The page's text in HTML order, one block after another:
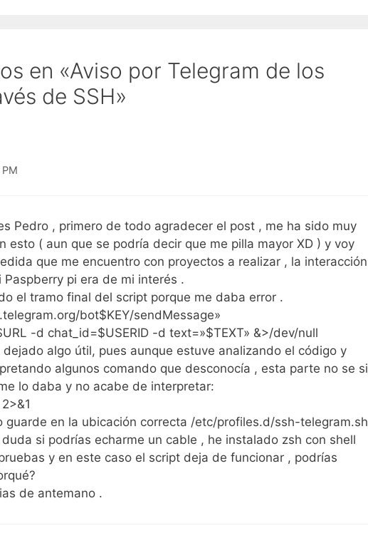
en «Aviso por Telegram de los
de SSH»
Pedro , primero de todo agradecer el post , me ha sido muy
esto ( aun que se podría decir que me pilla mayor XD ) y voy
que me encuentro con proyectos a realizar , la interacción
Paspberry pi era de mi interés .
el tramo final del script porque me daba error .
bot$KEY/sendMessage»
-d chat_id=$USERID -d text=»$TEXT» &>/dev/null
algo útil, pues aunque estuve analizando el código y
algunos comando que desconocía , esta parte no se si
lo daba y no acabe de interpretar:
guarde en la ubicación correcta /etc/profiles.d/ssh-telegram.sh
si podrías echarme un cable , he instalado zsh con shell
y en este caso el script deja de funcionar , podrías
de antemano .